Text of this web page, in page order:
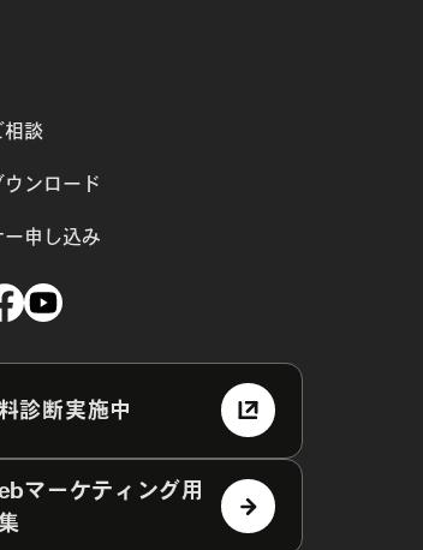
相談
ウンロード
ー申し込み
診断実施中
マーケティング用